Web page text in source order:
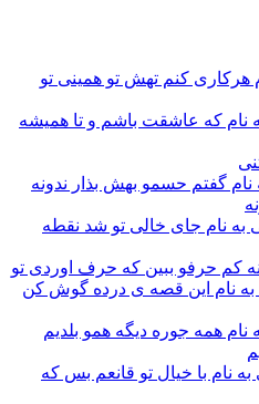
ﻫﺮﻛﺎری ﻛﻨﻢ ﺗﻬﺶ ﺗﻮ ﻫﻤﻴﻨﻰ ﺗﻮ
نام که عاشقت باشم و تا همیشه
نام گفتم حسمو بهش بذار ندونه
به نام جای خالی تو شد نقطه
کم حرفو ببین که حرف اوردی تو
به نام این قصه ی درده گوش کن
نام همه جوره دیگه همو بلدیم
به نام با خیال تو قانعم بس که